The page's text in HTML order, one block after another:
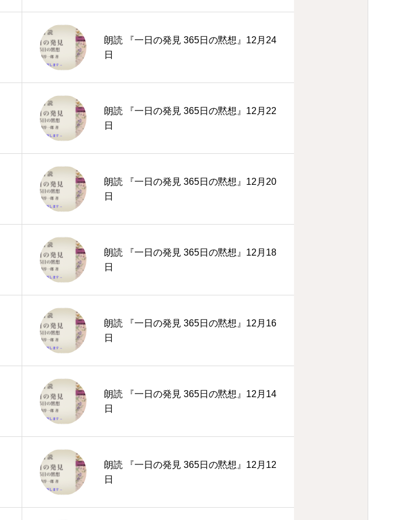
朗読 『一日の発見 365日の黙想』12月24
日
朗読 『一日の発見 365日の黙想』12月22
日
朗読 『一日の発見 365日の黙想』12月20
日
朗読 『一日の発見 365日の黙想』12月18
日
朗読 『一日の発見 365日の黙想』12月16
日
朗読 『一日の発見 365日の黙想』12月14
日
朗読 『一日の発見 365日の黙想』12月12
日